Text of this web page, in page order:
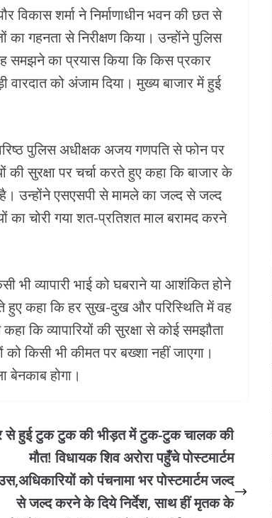
विकास शर्मा ने निर्माणाधीन भवन की छत से
गहनता से निरीक्षण किया। उन्होंने पुलिस
समझने का प्रयास किया कि किस प्रकार
को अंजाम दिया। मुख्य बाजार में हुई
पुलिस अधीक्षक अजय गणपति से फोन पर
की सुरक्षा पर चर्चा करते हुए कहा कि बाजार के
है। उन्होंने एसएसपी से मामले का जल्द से जल्द
का चोरी गया शत-प्रतिशत माल बरामद करने
भी व्यापारी भाई को घबराने या आशंकित होने
हुए कहा कि हर सुख-दुख और परिस्थिति में वह
कि व्यापारियों की सुरक्षा से कोई समझौता
किसी भी कीमत पर बख्शा नहीं जाएगा।
होगा।
से हुई टुक टुक की भीड़त में टुक-टुक चालक की
मौत! विधायक शिव अरोरा पहुँचे पोस्टमार्टम
को पंचनामा भर पोस्टमार्टम जल्द
से जल्द करने के दिये निर्देश, साथ हीं मृतक के